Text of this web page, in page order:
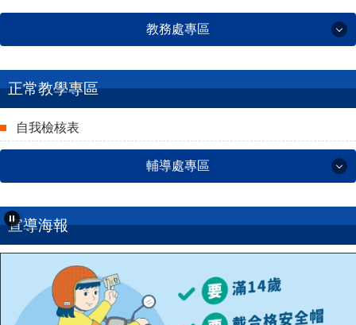
教務處專區
教務處專區
新北市單一認證
教師網頁連結登記表-115學年度
登記教師公開觀課
午休聽ICRT
Cool English
正常教學專區
自我檢核表
輔導處專區
輔導處專區
學習扶助評量_學生
學習扶助評量_老師
宣導海報